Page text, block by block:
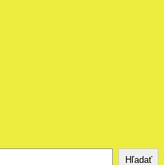
Hľadať